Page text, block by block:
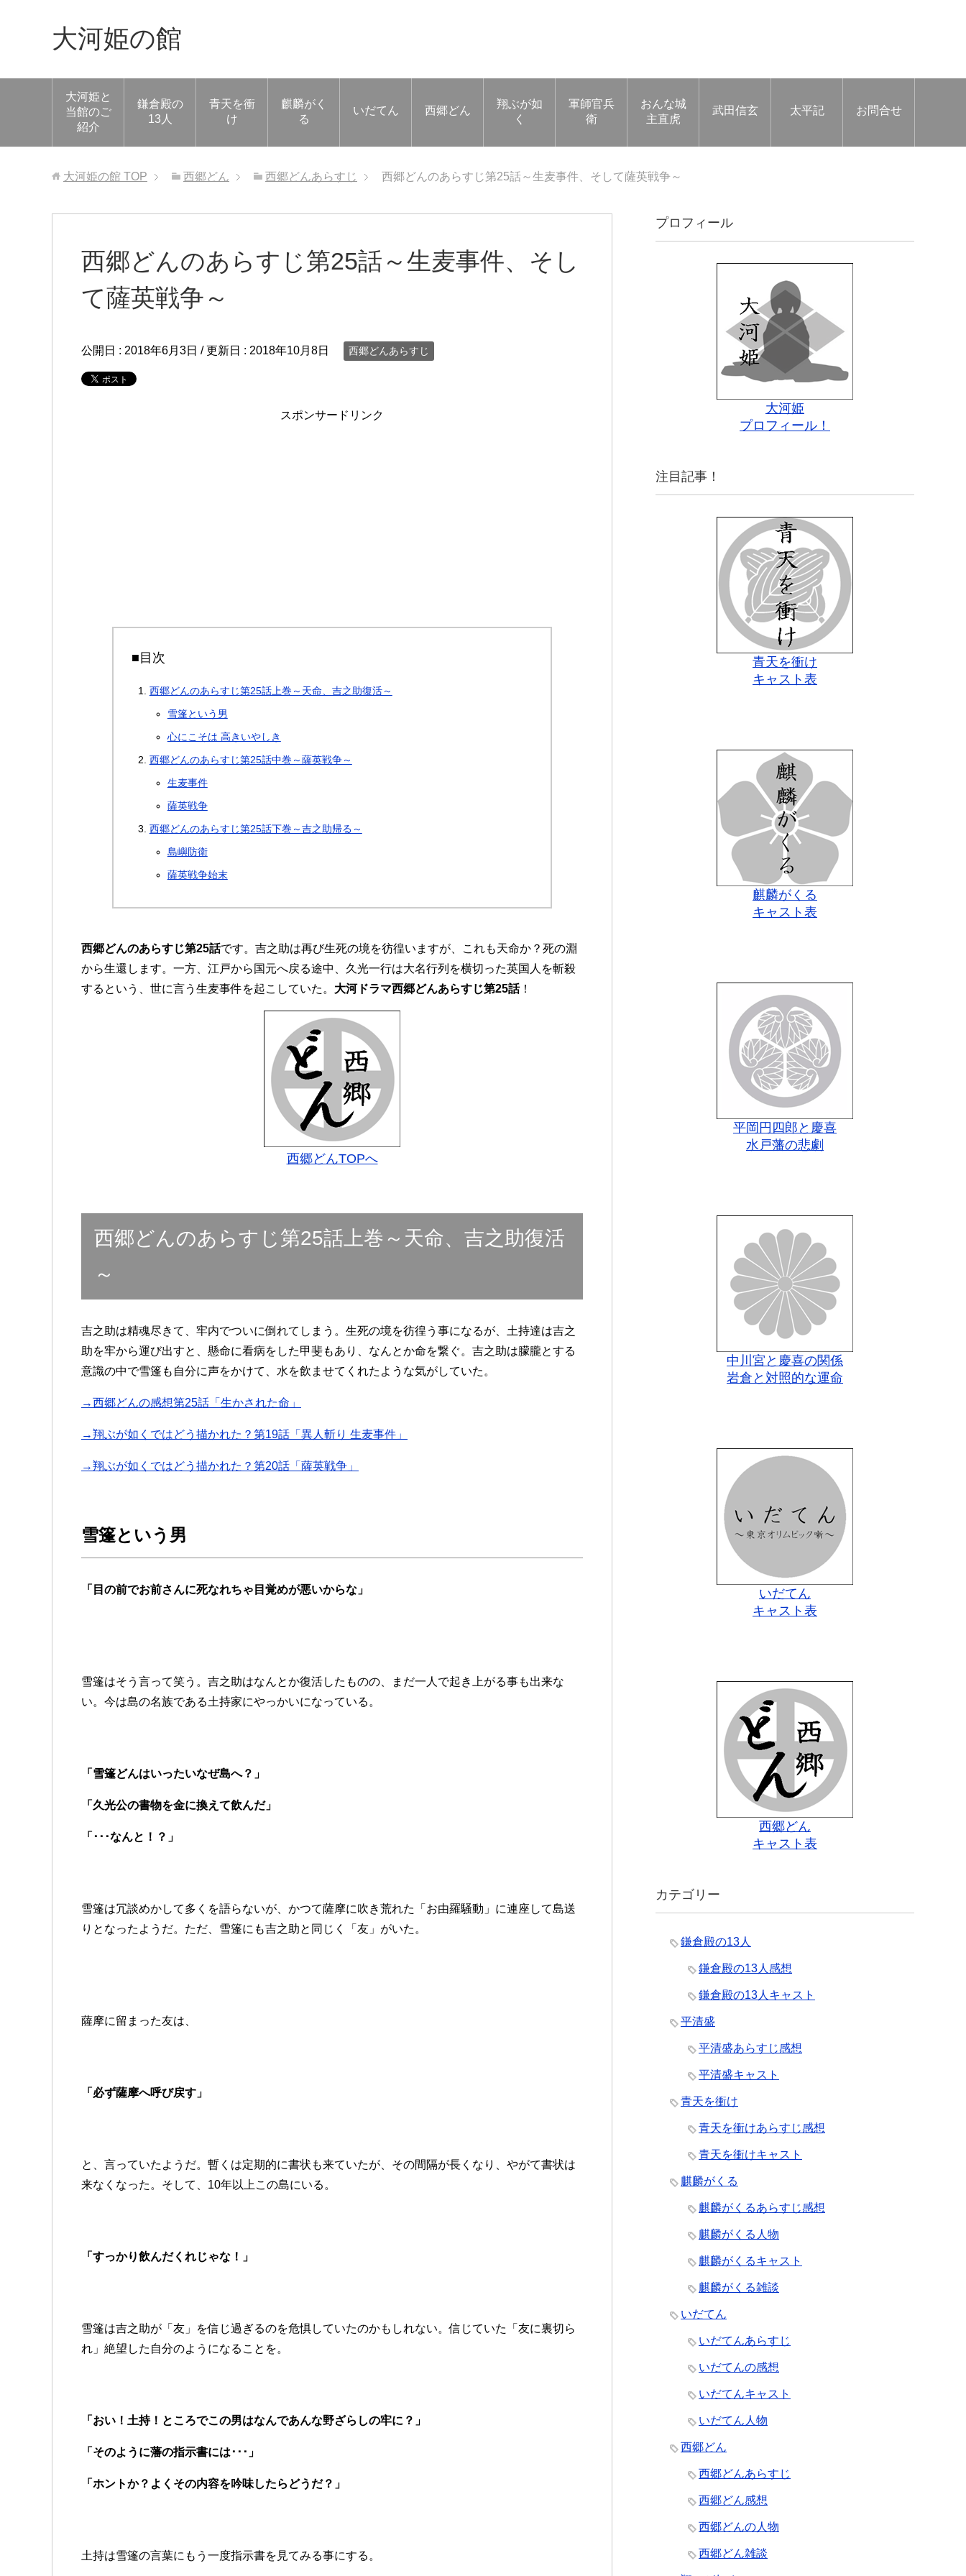
大河姫の館
大河姫と
当館のご
紹介
鎌倉殿の
13人
青天を衝
け
麒麟がく
る
いだてん 西郷どん
翔ぶが如
く
軍師官兵
衛
おんな城
主直虎
武田信玄 太平記 お問合せ
大河姫の館 TOP 西郷どん 西郷どんあらすじ 西郷どんのあらすじ第25話～生麦事件、そして薩英戦争～
西郷どんのあらすじ第25話～生麦事件、そし
て薩英戦争～
公開日 : 2018年6月3日 / 更新日 : 2018年10月8日 西郷どんあらすじ
スポンサードリンク
■目次
西郷どんのあらすじ第25話上巻～天命、吉之助復活～
雪篷という男
心にこそは 高きいやしき
西郷どんのあらすじ第25話中巻～薩英戦争～
生麦事件
薩英戦争
西郷どんのあらすじ第25話下巻～吉之助帰る～
島嶼防衛
薩英戦争始末
西郷どんのあらすじ第25話です。吉之助は再び生死の境を彷徨いますが、これも天命か？死の淵
から生還します。一方、江戸から国元へ戻る途中、久光一行は大名行列を横切った英国人を斬殺
するという、世に言う生麦事件を起こしていた。 大河ドラマ西郷どんあらすじ第25話！
西郷どんTOPへ
西郷どんのあらすじ第25話上巻～天命、吉之助復活
～
吉之助は精魂尽きて、牢内でついに倒れてしまう。生死の境を彷徨う事になるが、土持達は吉之
助を牢から運び出すと、懸命に看病をした甲斐もあり、なんとか命を繋ぐ。吉之助は朦朧とする
意識の中で雪篷も自分に声をかけて、水を飲ませてくれたような気がしていた。
→西郷どんの感想第25話「生かされた命」
→翔ぶが如くではどう描かれた？第19話「異人斬り 生麦事件」
→翔ぶが如くではどう描かれた？第20話「薩英戦争」
雪篷という男
「目の前でお前さんに死なれちゃ目覚めが悪いからな」
雪篷はそう言って笑う。吉之助はなんとか復活したものの、まだ一人で起き上がる事も出来な
い。今は島の名族である土持家にやっかいになっている。
「雪篷どんはいったいなぜ島へ？」
「久光公の書物を金に換えて飲んだ」
「･･･なんと！？」
雪篷は冗談めかして多くを語らないが、かつて薩摩に吹き荒れた「お由羅騒動」に連座して島送
りとなったようだ。ただ、雪篷にも吉之助と同じく「友」がいた。
薩摩に留まった友は、
「必ず薩摩へ呼び戻す」
と、言っていたようだ。暫くは定期的に書状も来ていたが、その間隔が長くなり、やがて書状は
来なくなった。そして、10年以上この島にいる。
「すっかり飲んだくれじゃな！」
雪篷は吉之助が「友」を信じ過ぎるのを危惧していたのかもしれない。信じていた「友に裏切ら
れ」絶望した自分のようになることを。
「おい！土持！ところでこの男はなんであんな野ざらしの牢に？」
「そのように藩の指示書には･･･」
「ホントか？よくその内容を吟味したらどうだ？」
土持は雪篷の言葉にもう一度指示書を見てみる事にする。
プロフィール
大河姫
プロフィール！
注目記事！
青天を衝け
キャスト表
麒麟がくる
キャスト表
平岡円四郎と慶喜
水戸藩の悲劇
中川宮と慶喜の関係
岩倉と対照的な運命
いだてん
キャスト表
西郷どん
キャスト表
カテゴリー
鎌倉殿の13人
鎌倉殿の13人感想
鎌倉殿の13人キャスト
平清盛
平清盛あらすじ感想
平清盛キャスト
青天を衝け
青天を衝けあらすじ感想
青天を衝けキャスト
麒麟がくる
麒麟がくるあらすじ感想
麒麟がくる人物
麒麟がくるキャスト
麒麟がくる雑談
いだてん
いだてんあらすじ
いだてんの感想
いだてんキャスト
いだてん人物
西郷どん
西郷どんあらすじ
西郷どん感想
西郷どんの人物
西郷どん雑談